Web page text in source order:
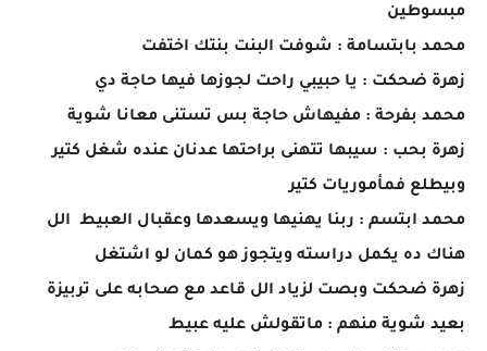
مبسوطين
محمد بابتسامة : شوفت البنت بنتك اختفت
زهرة ضحكت : يا حبيبي راحت لجوزها فيها حاجة دي
محمد بفرحة : مفيهاش حاجة بس تستنى معانا شوية
زهرة بحب : سيبها تتهنى براحتها عدنان عنده شغل كتير
وبيطلع فمأموريات كتير
محمد ابتسم : ربنا يهنيها ويسعدها وعقبال العبيط الل
هناك ده يكمل دراسته ويتجوز هو كمان لو اشتغل
زهرة ضحكت وبصت لزياد الل قاعد مع صحابه على تربيزة
بعيد شوية منهم : ماتقولش عليه عبيط